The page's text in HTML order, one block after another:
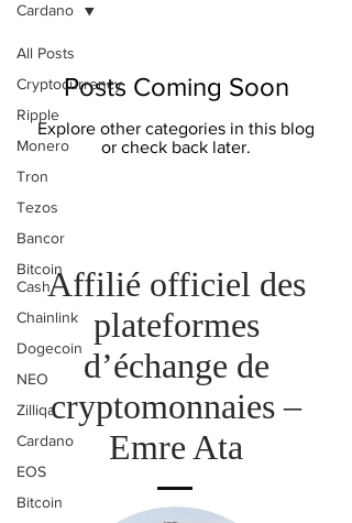
All Posts
Cryptocurrency
Ripple
Monero
Tron
Tezos
Bancor
Bitcoin
Cash
Chainlink
Dogecoin
NEO
Zilliqa
Cardano
EOS
Bitcoin
Cardano
Posts Coming Soon
Explore other categories in this blog
or check back later.
Affilié officiel des
plateformes
d’échange de
cryptomonnaies –
Emre Ata